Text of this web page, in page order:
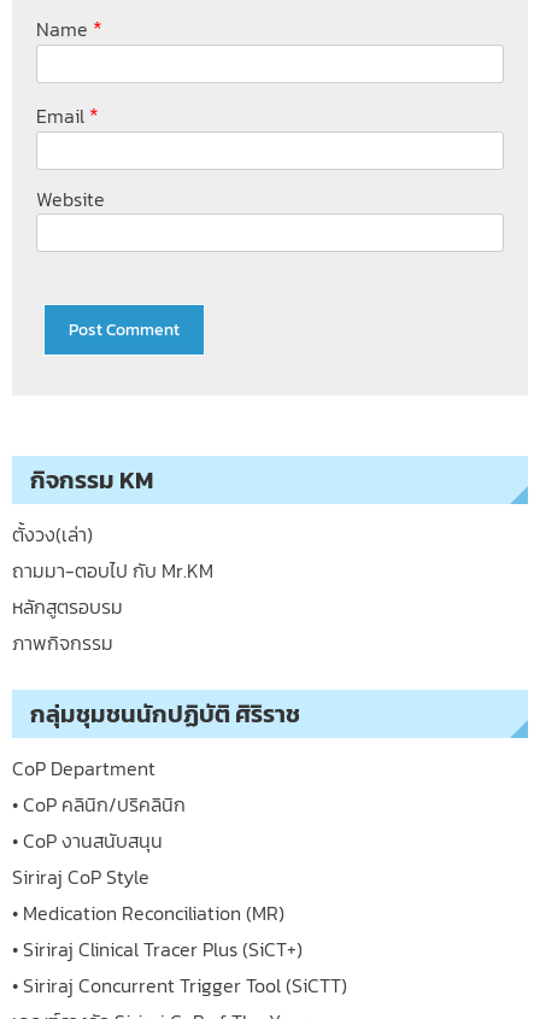
Name *
Email *
Website
กิจกรรม KM
ตั้งวง(เล่า)
ถามมา-ตอบไป กับ Mr.KM
หลักสูตรอบรม
ภาพกิจกรรม
กลุ่มชุมชนนักปฏิบัติ ศิริราช
CoP Department
• CoP คลินิก/ปริคลินิก
• CoP งานสนับสนุน
Siriraj CoP Style
• Medication Reconciliation (MR)
• Siriraj Clinical Tracer Plus (SiCT+)
• Siriraj Concurrent Trigger Tool (SiCTT)